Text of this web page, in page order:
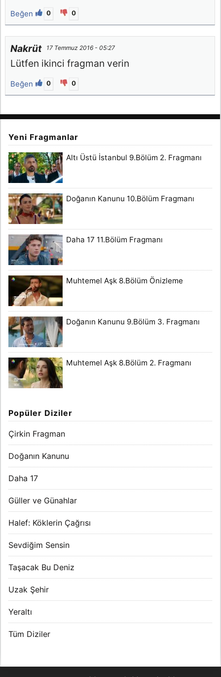
Beğen 0 0
Nakrüt 17 Temmuz 2016 - 05:27
Lütfen ikinci fragman verin
Beğen 0 0
Yeni Fragmanlar
Altı Üstü İstanbul 9.Bölüm 2. Fragmanı
Doğanın Kanunu 10.Bölüm Fragmanı
Daha 17 11.Bölüm Fragmanı
Muhtemel Aşk 8.Bölüm Önizleme
Doğanın Kanunu 9.Bölüm 3. Fragmanı
Muhtemel Aşk 8.Bölüm 2. Fragmanı
Popüler Diziler
Çirkin Fragman
Doğanın Kanunu
Daha 17
Güller ve Günahlar
Halef: Köklerin Çağrısı
Sevdiğim Sensin
Taşacak Bu Deniz
Uzak Şehir
Yeraltı
Tüm Diziler